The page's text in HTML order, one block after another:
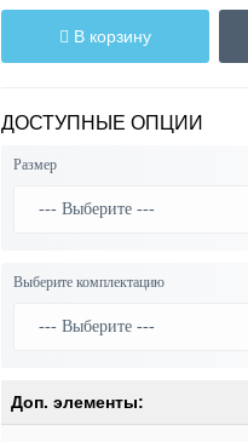
В корзину
ДОСТУПНЫЕ ОПЦИИ
Размер
Выберите комплектацию
Доп. элементы: